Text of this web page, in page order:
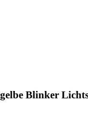
Blinker